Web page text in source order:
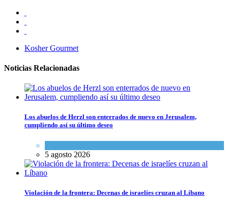
Kosher Gourmet
Noticias Relacionadas
Los abuelos de Herzl son enterrados de nuevo en Jerusalem,
cumpliendo así su último deseo
5 agosto 2026
Violación de la frontera: Decenas de israelíes cruzan al Líbano